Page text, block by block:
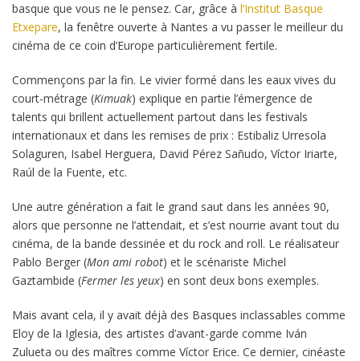
basque que vous ne le pensez. Car, grâce à l’Institut Basque
Etxepare, la fenêtre ouverte à Nantes a vu passer le meilleur du
cinéma de ce coin d’Europe particulièrement fertile.
Commençons par la fin. Le vivier formé dans les eaux vives du
court-métrage (Kimuak) explique en partie l’émergence de
talents qui brillent actuellement partout dans les festivals
internationaux et dans les remises de prix : Estibaliz Urresola
Solaguren, Isabel Herguera, David Pérez Sañudo, Víctor Iriarte,
Raúl de la Fuente, etc.
Une autre génération a fait le grand saut dans les années 90,
alors que personne ne l’attendait, et s’est nourrie avant tout du
cinéma, de la bande dessinée et du rock and roll. Le réalisateur
Pablo Berger (Mon ami robot) et le scénariste Michel
Gaztambide (Fermer les yeux) en sont deux bons exemples.
Mais avant cela, il y avait déjà des Basques inclassables comme
Eloy de la Iglesia, des artistes d’avant-garde comme Iván
Zulueta ou des maîtres comme Víctor Erice. Ce dernier, cinéaste